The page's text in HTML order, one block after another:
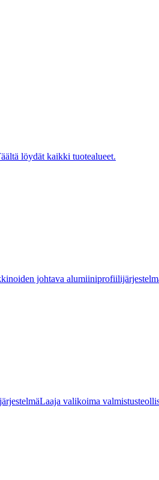
löydät kaikki tuotealueet.
johtava
Laaja valikoima